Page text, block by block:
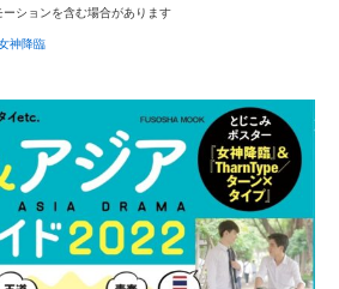
ションを含む場合があります
神降臨